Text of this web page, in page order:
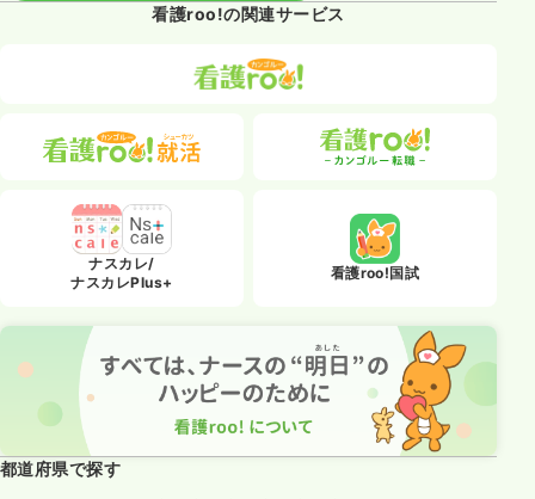
看護roo!の関連サービス
ナスカレ/
ナスカレPlus+
看護roo!国試
都道府県で探す